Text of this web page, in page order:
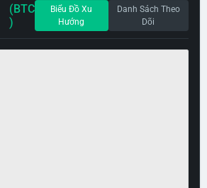
(BTC
)
Biểu Đồ Xu
Hướng
Danh Sách Theo
Dõi